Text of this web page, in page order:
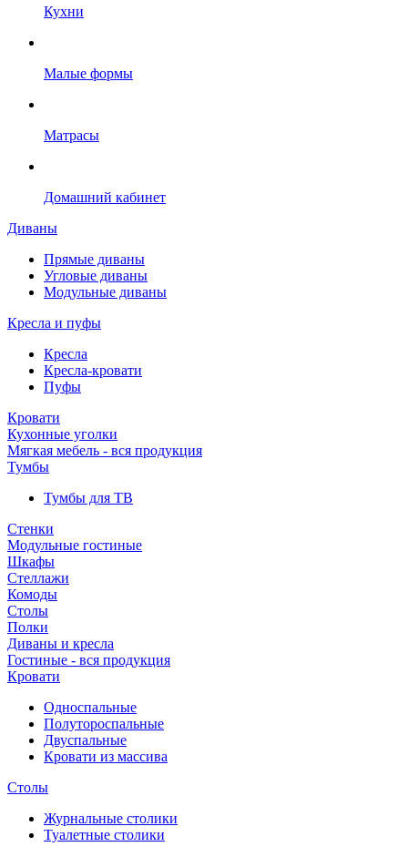
Кухни
Малые формы
Матрасы
Домашний кабинет
Диваны
Прямые диваны
Угловые диваны
Модульные диваны
Кресла и пуфы
Кресла
Кресла-кровати
Пуфы
Кровати
Кухонные уголки
Мягкая мебель - вся продукция
Тумбы
Тумбы для ТВ
Стенки
Модульные гостиные
Шкафы
Стеллажи
Комоды
Столы
Полки
Диваны и кресла
Гостиные - вся продукция
Кровати
Односпальные
Полутороспальные
Двуспальные
Кровати из массива
Столы
Журнальные столики
Туалетные столики